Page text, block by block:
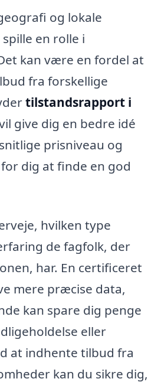
og lokale
en rolle i
kan være en fordel at
fra forskellige
tilstandsrapport i
give dig en bedre idé
prisniveau og
dig at finde en god
hvilken type
de fagfolk, der
har. En certificeret
mere præcise data,
kan spare dig penge
eller
at indhente tilbud fra
kan du sikre dig,